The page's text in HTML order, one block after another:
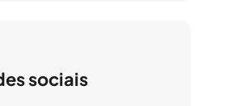
sociais